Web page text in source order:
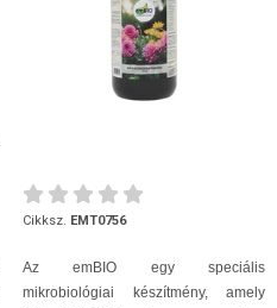
Cikksz. EMT0756
Az emBIO egy speciális
mikrobiológiai készítmény, amely